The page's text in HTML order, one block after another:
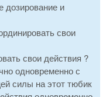
дозирование и
свои
свои действия ?
одновременно с
силы на этот тюбик